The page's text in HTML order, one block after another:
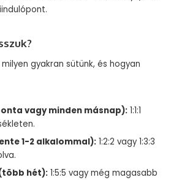
gyakran sütünk, és hogyan
vagy minden másnap): 1:1:1
1-2 alkalommal): 1:2:2 vagy 1:3:3
hét): 1:5:5 vagy még magasabb